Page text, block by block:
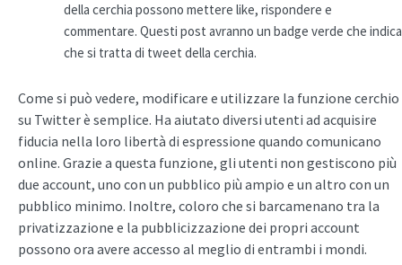
della cerchia possono mettere like, rispondere e
commentare. Questi post avranno un badge verde che indica
che si tratta di tweet della cerchia.
Come si può vedere, modificare e utilizzare la funzione cerchio
su Twitter è semplice. Ha aiutato diversi utenti ad acquisire
fiducia nella loro libertà di espressione quando comunicano
online. Grazie a questa funzione, gli utenti non gestiscono più
due account, uno con un pubblico più ampio e un altro con un
pubblico minimo. Inoltre, coloro che si barcamenano tra la
privatizzazione e la pubblicizzazione dei propri account
possono ora avere accesso al meglio di entrambi i mondi.